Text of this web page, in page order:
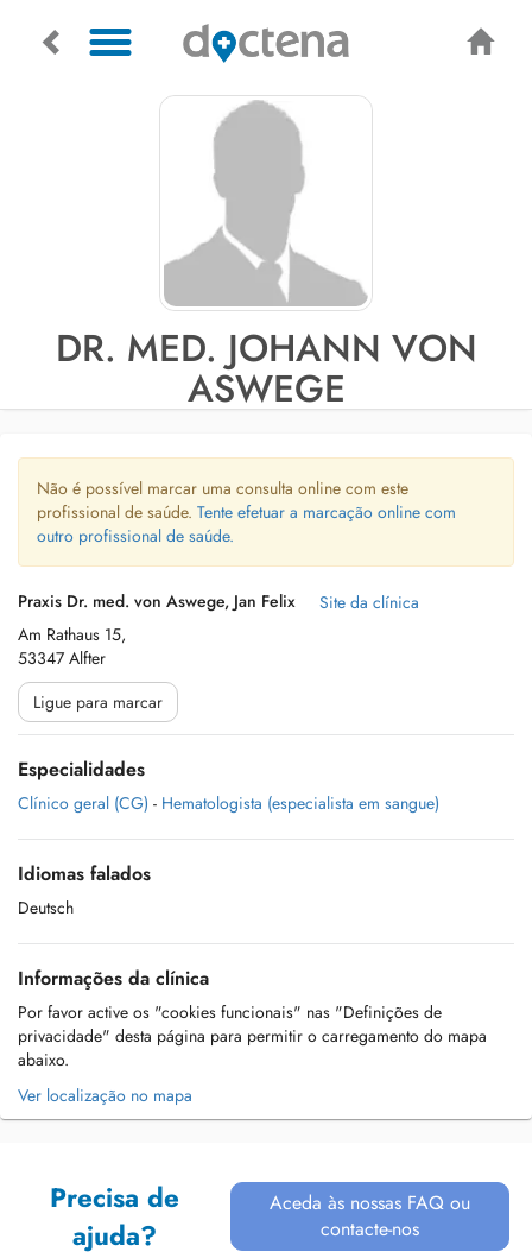
DR. MED. JOHANN VON
ASWEGE
Não é possível marcar uma consulta online com este
profissional de saúde. Tente efetuar a marcação online com
outro profissional de saúde.
Praxis Dr. med. von Aswege, Jan Felix
Am Rathaus 15,
53347 Alfter
Site da clínica
Ligue para marcar
Especialidades
Clínico geral (CG) - Hematologista (especialista em sangue)
Idiomas falados
Deutsch
Informações da clínica
Por favor active os "cookies funcionais" nas "Definições de
privacidade" desta página para permitir o carregamento do mapa
abaixo.
Ver localização no mapa
Precisa de
ajuda?
Aceda às nossas FAQ ou
contacte-nos